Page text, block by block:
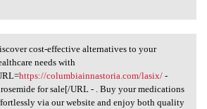
cost-effective
cost-effective alternatives to your
needs with
https://columbiainnastoria.com/lasix/-
for sale[/URL - . Buy your medications
via our website and enjoy both quality